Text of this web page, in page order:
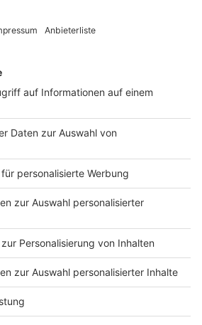
Futtermitteln als
oder Silage auszuweichen.
ARTIKEL
Artikel gemerkt
mit einem
Newsletter